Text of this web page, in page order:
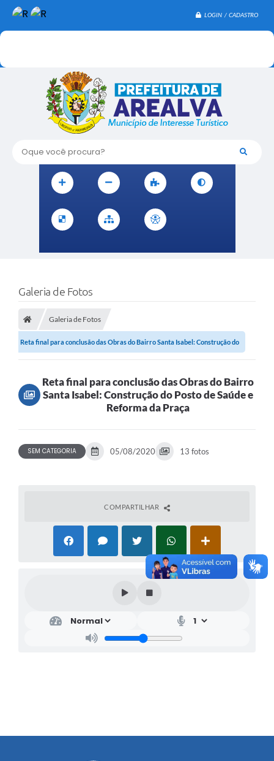
LOGIN / CADASTRO
Oque você procura?
Galeria de Fotos
Galeria de Fotos
Reta final para conclusão das Obras do Bairro Santa Isabel: Construção do
Reta final para conclusão das Obras do Bairro
Santa Isabel: Construção do Posto de Saúde e
Reforma da Praça
SEM CATEGORIA 05/08/2020 13 fotos
COMPARTILHAR